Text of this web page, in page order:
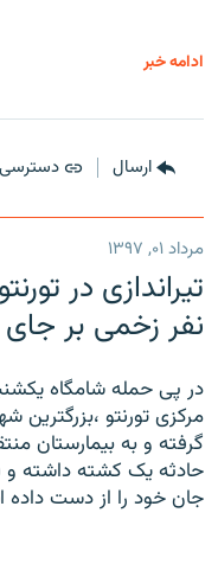
ادامه خبر
ارسال
مرداد ۰۱, ۱۳۹۷
نفر زخمی بر
در پی حمله شامگاه
گرفته و به بیمارستان
حادثه یک کشته داشته و
جان خود را از دست